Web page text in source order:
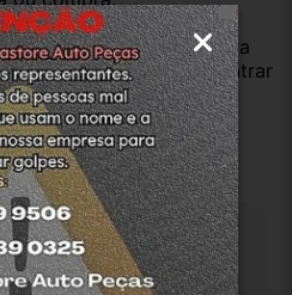
caso o cliente prefira
aceitamos, só entrar
e tiramos suas